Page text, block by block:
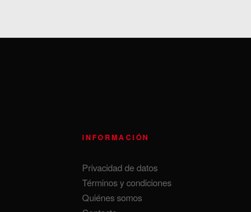
INFORMACIÓN
Privacidad de datos
Términos y condiciones
Quiénes somos